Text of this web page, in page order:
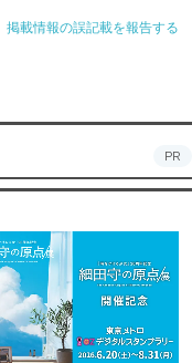
掲載情報の誤記載を報告する
PR